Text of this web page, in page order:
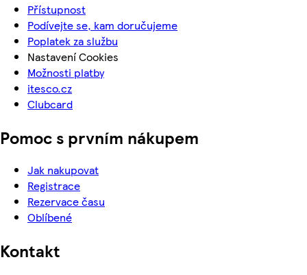
Přístupnost
Podívejte se, kam doručujeme
Poplatek za službu
Nastavení Cookies
Možnosti platby
itesco.cz
Clubcard
Pomoc s prvním nákupem
Jak nakupovat
Registrace
Rezervace času
Oblíbené
Kontakt